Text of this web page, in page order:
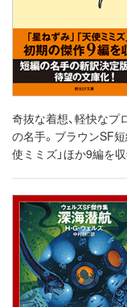
奇抜な着想、軽快なプ
の名手。ブラウンSF
使ミミズ」ほか9編を収